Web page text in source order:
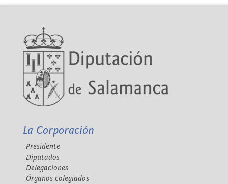
La Corporación
Presidente
Diputados
Delegaciones
Órganos colegiados